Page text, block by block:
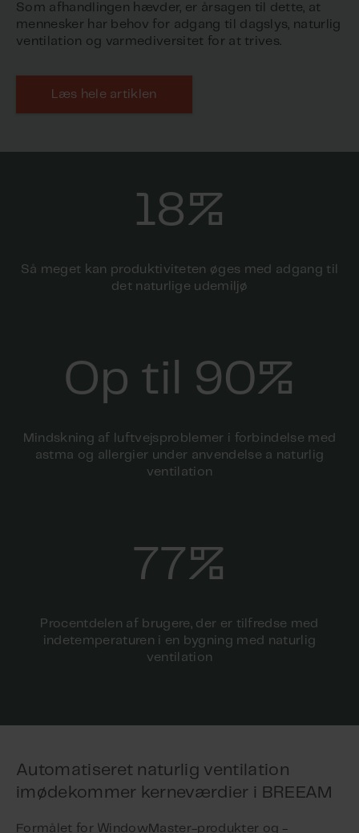
Som afhandlingen hævder, er årsagen til dette, at
mennesker har behov for adgang til dagslys, naturlig
ventilation og varmediversitet for at trives.
Læs hele artiklen
18%
Så meget kan produktiviteten øges med adgang til
det naturlige udemiljø
Op til 90%
Mindskning af luftvejsproblemer i forbindelse med
astma og allergier under anvendelse a naturlig
ventilation
77%
Procentdelen af brugere, der er tilfredse med
indetemperaturen i en bygning med naturlig
ventilation
Automatiseret naturlig ventilation
imødekommer kerneværdier i BREEAM
Formålet for WindowMaster-produkter og -